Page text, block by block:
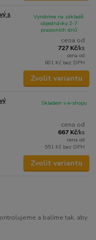
s
cena od
727 Kč/ks
cena od
601 Kč bez DPH
Vyrobíme na základě
objednávky 2-7
pracovních dnů
Zvolit variantu
cena od
667 Kč/ks
cena od
551 Kč bez DPH
Skladem v e-shopu
Zvolit variantu
a balíme tak, aby